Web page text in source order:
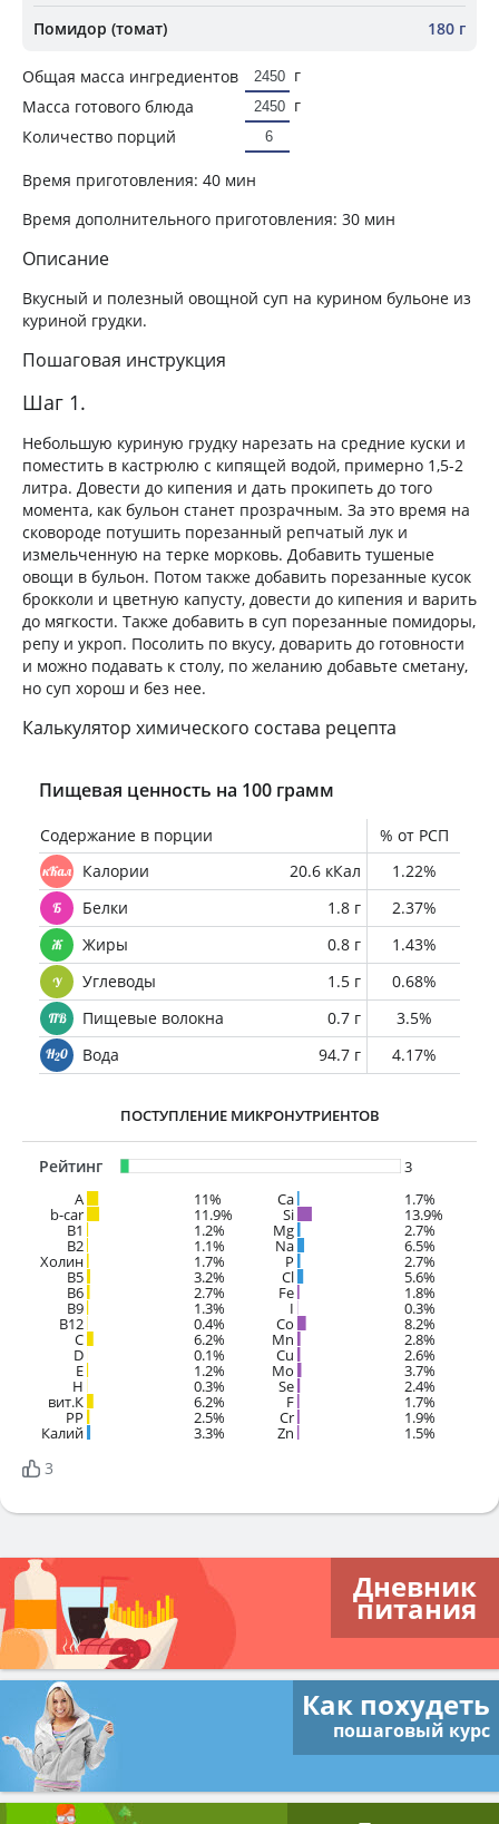
Помидор (томат) 180 г
Общая масса ингредиентов
г
Масса готового блюда
г
Количество порций
Время приготовления: 40 мин
Время дополнительного приготовления: 30 мин
Описание
Вкусный и полезный овощной суп на курином бульоне из
куриной грудки.
Пошаговая инструкция
Шаг 1.
Небольшую куриную грудку нарезать на средние куски и
поместить в кастрюлю с кипящей водой, примерно 1,5-2
литра. Довести до кипения и дать прокипеть до того
момента, как бульон станет прозрачным. За это время на
сковороде потушить порезанный репчатый лук и
измельченную на терке морковь. Добавить тушеные
овощи в бульон. Потом также добавить порезанные кусок
брокколи и цветную капусту, довести до кипения и варить
до мягкости. Также добавить в суп порезанные помидоры,
репу и укроп. Посолить по вкусу, доварить до готовности
и можно подавать к столу, по желанию добавьте сметану,
но суп хорош и без нее.
Калькулятор химического состава рецепта
Пищевая ценность на 100 грамм
Содержание в порции
% от РСП
Калории
20.6 кКал
1.22%
Белки
1.8 г
2.37%
Жиры
0.8 г
1.43%
Углеводы
1.5 г
0.68%
Пищевые волокна
0.7 г
3.5%
Вода
94.7 г 4.17%
ПОСТУПЛЕНИЕ МИКРОНУТРИЕНТОВ
Рейтинг
3
A
11%
b-car 11.9%
В1 1.2%
B2 1.1%
Холин 1.7%
B5 3.2%
B6 2.7%
B9 1.3%
B12 0.4%
C 6.2%
D 0.1%
E 1.2%
H 0.3%
вит.К 6.2%
PP 2.5%
Калий 3.3%
Ca 1.7%
Si 13.9%
Mg 2.7%
Na 6.5%
P 2.7%
Cl 5.6%
Fe 1.8%
I 0.3%
Co 8.2%
Mn 2.8%
Cu 2.6%
Mo 3.7%
Se 2.4%
F 1.7%
Cr 1.9%
Zn 1.5%
3
Дневник
питания
Как похудеть
пошаговый курс